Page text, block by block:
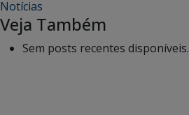
Notícias
Veja Também
Sem posts recentes disponíveis.